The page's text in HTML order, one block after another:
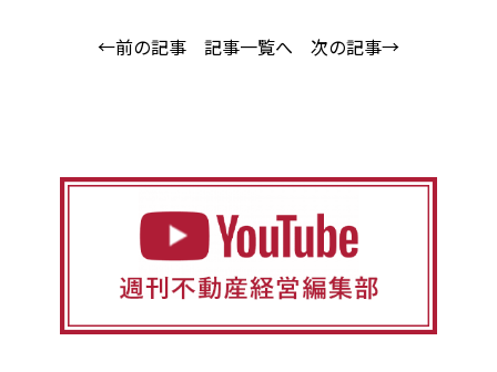
←前の記事 記事一覧へ 次の記事→